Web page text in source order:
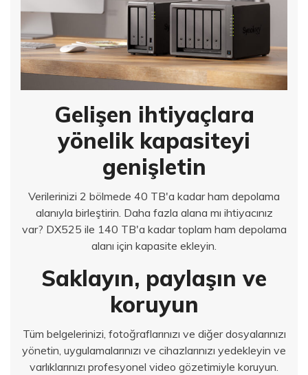
Gelişen ihtiyaçlara
yönelik kapasiteyi
genişletin
Verilerinizi 2 bölmede 40 TB'a kadar ham depolama
alanıyla birleştirin. Daha fazla alana mı ihtiyacınız
var? DX525 ile 140 TB'a kadar toplam ham depolama
alanı için kapasite ekleyin.
Saklayın, paylaşın ve
koruyun
Tüm belgelerinizi, fotoğraflarınızı ve diğer dosyalarınızı
yönetin, uygulamalarınızı ve cihazlarınızı yedekleyin ve
varlıklarınızı profesyonel video gözetimiyle koruyun.